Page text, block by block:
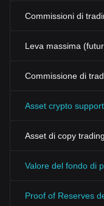
Commissioni di
Leva massima
Commissione di
Asset crypto
Asset di copy trading
Valore del fondo di
Proof of Reserves